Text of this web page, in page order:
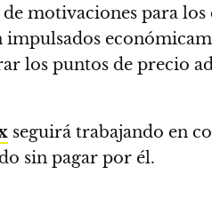
motivaciones para
impulsados
los puntos de precio
seguirá trabajando en
sin pagar por él.